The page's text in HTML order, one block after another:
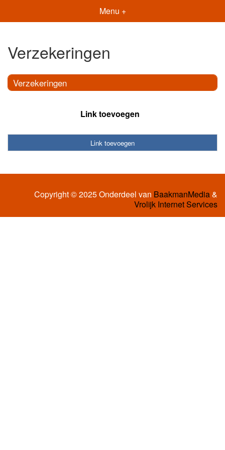
Menu +
Verzekeringen
Verzekeringen
Link toevoegen
Link toevoegen
Copyright © 2025 Onderdeel van BaakmanMedia&
Vrolijk Internet Services